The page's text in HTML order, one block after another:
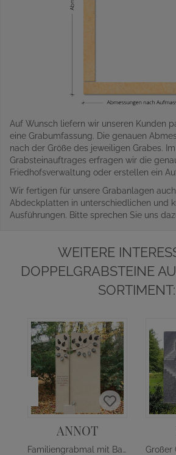
Auf Wunsch liefern wir unseren Kunden
eine Grabumfassung. Die genauen
nach der Größe des jeweiligen Grabes.
Grabsteinauftrages erfragen wir die
Friedhofsverwaltung oder erstellen ein
Wir fertigen für unsere Grabanlagen
Abdeckplatten in unterschiedlichen und
Ausführungen. Bitte sprechen Sie uns
WEITERE
DOPPELGRABSTEINE
SORTIMENT:
ANNOT
Familiengrabmal mit Baum Design